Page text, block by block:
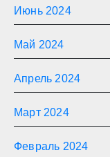
Июнь 2024
Май 2024
Апрель 2024
Март 2024
Февраль 2024